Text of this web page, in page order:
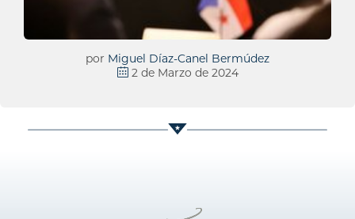
por Miguel Díaz-Canel Bermúdez
2 de Marzo de 2024